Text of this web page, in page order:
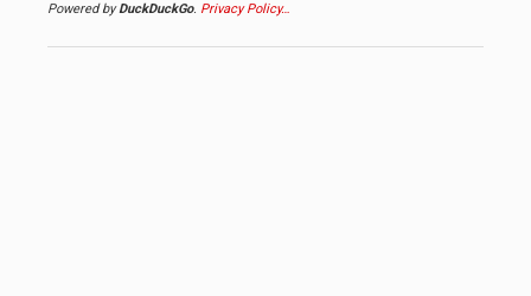
Powered byDuckDuckGo. Privacy Policy…